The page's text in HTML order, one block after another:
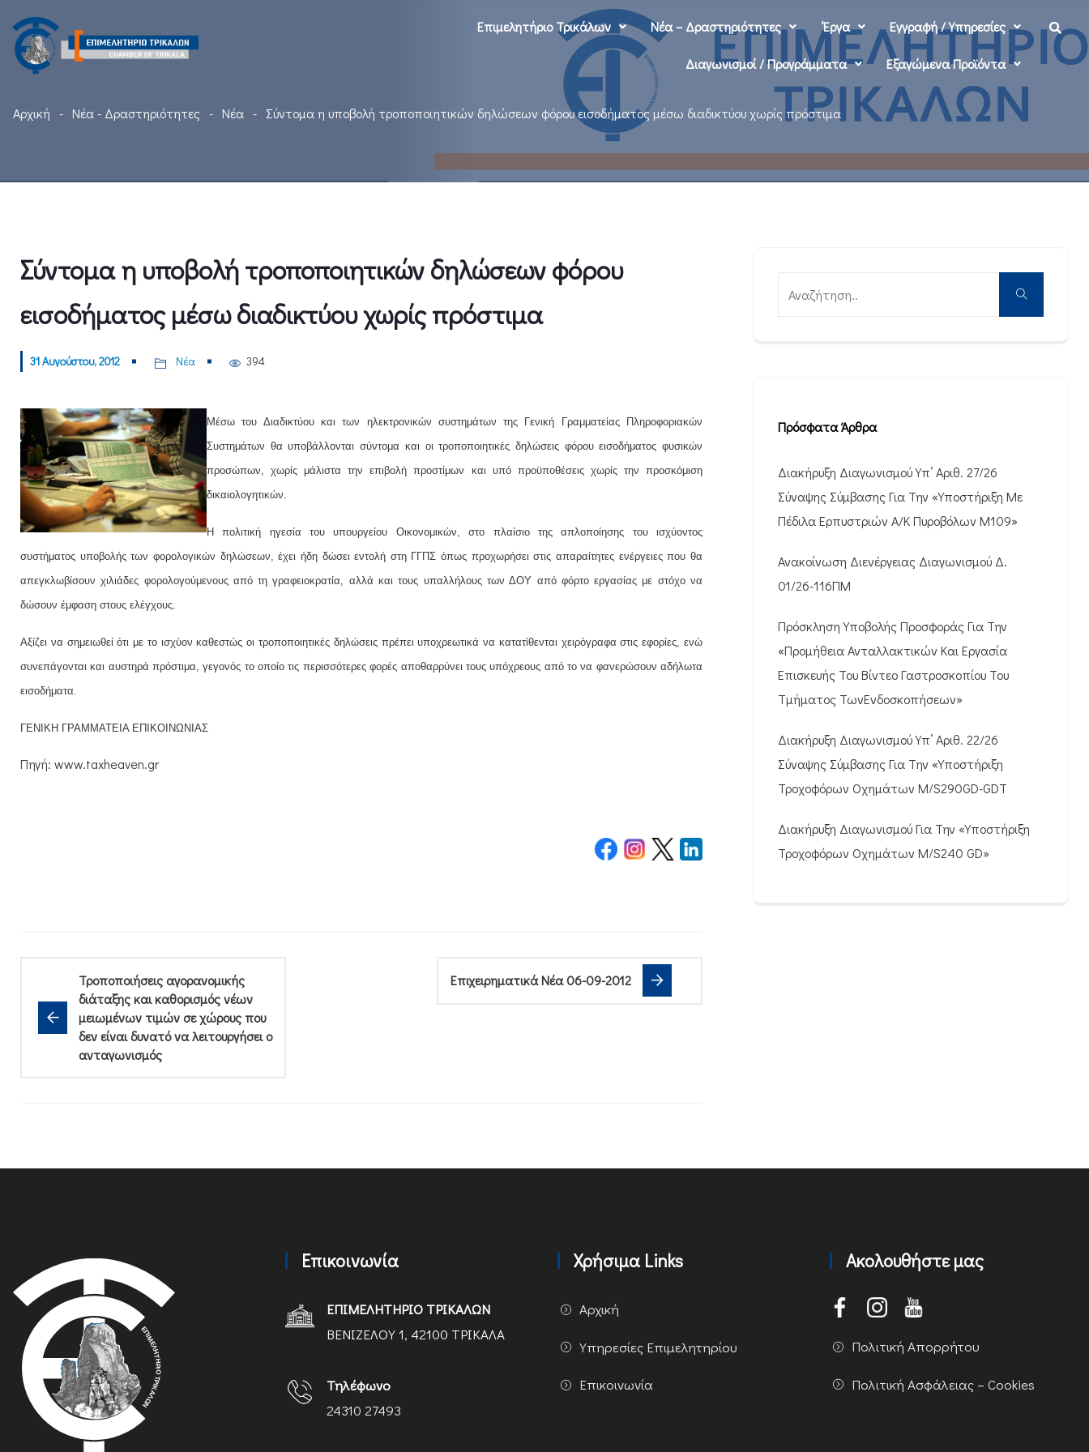
Επιμελητήριο Τρικάλων Νέα – Δραστηριότητες ‘Εργα Εγγραφή / Υπηρεσίες
Διαγωνισμοί / Προγράμματα Εξαγώμενα Προϊόντα
Αρχική Νέα - Δραστηριότητες Νέα Σύντομα η υποβολή τροποποιητικών δηλώσεων φόρου εισοδήματος μέσω διαδικτύου χωρίς πρόστιμα
Σύντομα η υποβολή τροποποιητικών δηλώσεων φόρου
εισοδήματος μέσω διαδικτύου χωρίς πρόστιμα
31 Αυγούστου, 2012 Νέα 394
Μέσω του Διαδικτύου και των ηλεκτρονικών συστημάτων της Γενική Γραμματείας Πληροφοριακών
Συστημάτων θα υποβάλλονται σύντομα και οι τροποποιητικές δηλώσεις φόρου εισοδήματος φυσικών
προσώπων, χωρίς μάλιστα την επιβολή προστίμων και υπό προϋποθέσεις χωρίς την προσκόμιση
δικαιολογητικών.
Η πολιτική ηγεσία του υπουργείου Οικονομικών, στο πλαίσιο της απλοποίησης του ισχύοντος
συστήματος υποβολής των φορολογικών δηλώσεων, έχει ήδη δώσει εντολή στη ΓΓΠΣ όπως προχωρήσει στις απαραίτητες ενέργειες που θα
απεγκλωβίσουν χιλιάδες φορολογούμενους από τη γραφειοκρατία, αλλά και τους υπαλλήλους των ΔΟΥ από φόρτο εργασίας με στόχο να
δώσουν έμφαση στους ελέγχους.
Αξίζει να σημειωθεί ότι με το ισχύον καθεστώς οι τροποποιητικές δηλώσεις πρέπει υποχρεωτικά να κατατίθενται χειρόγραφα στις εφορίες, ενώ
συνεπάγονται και αυστηρά πρόστιμα, γεγονός το οποίο τις περισσότερες φορές αποθαρρύνει τους υπόχρεους από το να φανερώσουν αδήλωτα
εισοδήματα.
ΓΕΝΙΚΗ ΓΡΑΜΜΑΤΕΙΑ ΕΠΙΚΟΙΝΩΝΙΑΣ
Πηγή: www.taxheaven.gr
Τροποποιήσεις αγορανομικής
διάταξης και καθορισμός νέων
μειωμένων τιμών σε χώρους που
δεν είναι δυνατό να λειτουργήσει ο
ανταγωνισμός
Επιχειρηματικά Νέα 06-09-2012
Πρόσφατα Άρθρα
Διακήρυξη Διαγωνισμού Υπ’ Αριθ. 27/26
Σύναψης Σύμβασης Για Την «Υποστήριξη Με
Πέδιλα Ερπυστριών Α/Κ Πυροβόλων M109»
Ανακοίνωση Διενέργειας Διαγωνισμού Δ.
01/26-116ΠΜ
Πρόσκληση Υποβολής Προσφοράς Για Την
«Προμήθεια Ανταλλακτικών Και Εργασία
Επισκευής Του Βίντεο Γαστροσκοπίου Του
Τμήματος ΤωνΕνδοσκοπήσεων»
Διακήρυξη Διαγωνισμού Υπ’ Αριθ. 22/26
Σύναψης Σύμβασης Για Την «Υποστήριξη
Τροχοφόρων Οχημάτων M/S290GD-GDT
Διακήρυξη Διαγωνισμού Για Την «Υποστήριξη
Τροχοφόρων Οχημάτων M/S240 GD»
Επικοινωνία
ΕΠΙΜΕΛΗΤΗΡΙΟ ΤΡΙΚΑΛΩΝ
ΒΕΝΙΖΕΛΟΥ 1, 42100 ΤΡΙΚΑΛΑ
Τηλέφωνο
24310 27493
Χρήσιμα Links
Αρχική
Υπηρεσίες Επιμελητηρίου
Επικοινωνία
Ακολουθήστε μας
Πολιτική Απορρήτου
Πολιτική Ασφάλειας – Cookies